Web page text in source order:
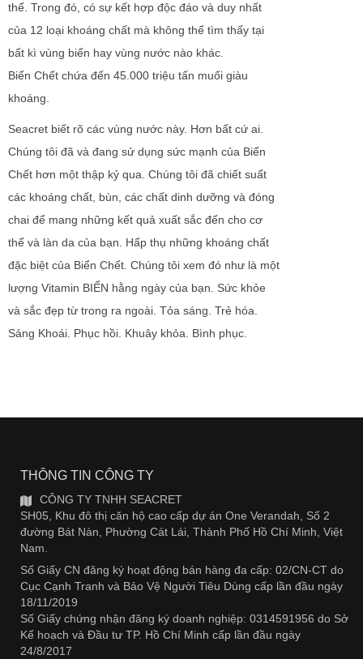
thể. Trong đó, có sự kết hợp độc đáo và duy nhất
của 12 loại khoáng chất mà không thể tìm thấy tại
bất kì vùng biển hay vùng nước nào khác.
Biển Chết chứa đến 45.000 triệu tấn muối giàu
khoáng.
Seacret biết rõ các vùng nước này. Hơn bất cứ ai.
Chúng tôi đã và đang sử dụng sức mạnh của Biển
Chết hơn một thập kỷ qua. Chúng tôi đã chiết suất
các khoáng chất, bùn, các chất dinh dưỡng và đóng
chai để mang những kết quả xuất sắc đến cho cơ
thể và làn da của bạn. Hấp thụ những khoáng chất
đặc biệt của Biển Chết. Chúng tôi xem đó như là một
lượng Vitamin BIỂN hằng ngày của bạn. Sức khỏe
và sắc đẹp từ trong ra ngoài. Tỏa sáng. Trẻ hóa.
Sảng Khoái. Phục hồi. Khuây khỏa. Bình phục.
THÔNG TIN CÔNG TY
CÔNG TY TNHH SEACRET
SH05, Khu đô thị căn hộ cao cấp dự án One Verandah, Số 2
đường Bát Nàn, Phường Cát Lái, Thành Phố Hồ Chí Minh, Việt
Nam.
Số Giấy CN đăng ký hoạt động bán hàng đa cấp: 02/CN-CT do
Cục Cạnh Tranh và Bảo Vệ Người Tiêu Dùng cấp lần đầu ngày
18/11/2019
Số Giấy chứng nhận đăng ký doanh nghiệp: 0314591956 do Sở
Kế hoạch và Đầu tư TP. Hồ Chí Minh cấp lần đầu ngày
24/8/2017